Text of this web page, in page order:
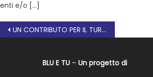
enti e/o […]
UN CONTRIBUTO PER IL TURISMO POLESANO
BLU E TU –Un progetto di